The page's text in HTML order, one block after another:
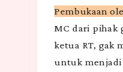
Pembukaan
MC dari pihak
ketua RT, gak
untuk menjadi